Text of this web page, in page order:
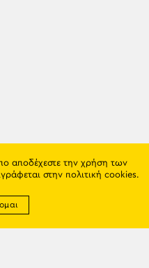
αποδέχεστε την χρήση των
στην πολιτική cookies.